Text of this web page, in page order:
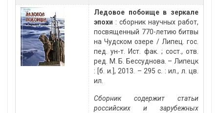
Ледовое побоище в зеркале
эпохи : сборник научных работ,
посвященный 770-летию битвы
на Чудском озере / Липец. гос.
пед. ун-т. Ист. фак. ; сост., отв.
ред. М. Б. Бессуднова. – Липецк
: [б. и.], 2013. – 295 с. : ил., л. цв.
ил.
Сборник содержит статьи
российских и зарубежных